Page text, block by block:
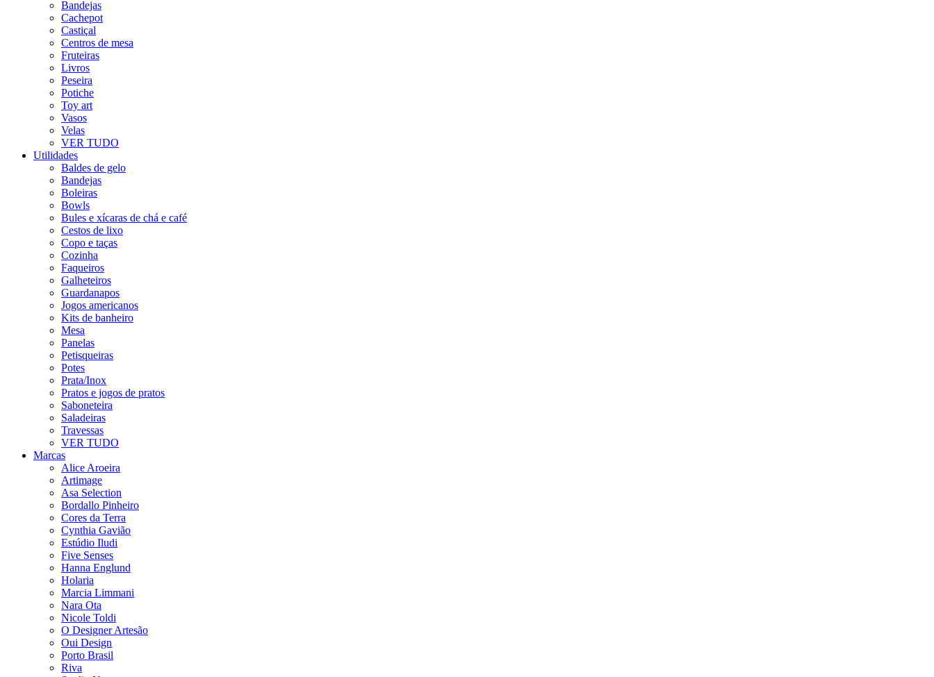
Bandejas
Cachepot
Castiçal
Centros de mesa
Fruteiras
Livros
Peseira
Potiche
Toy art
Vasos
Velas
VER TUDO
Utilidades
Baldes de gelo
Bandejas
Boleiras
Bowls
Bules e xícaras de chá e café
Cestos de lixo
Copo e taças
Cozinha
Faqueiros
Galheteiros
Guardanapos
Jogos americanos
Kits de banheiro
Mesa
Panelas
Petisqueiras
Potes
Prata/Inox
Pratos e jogos de pratos
Saboneteira
Saladeiras
Travessas
VER TUDO
Marcas
Alice Aroeira
Artimage
Asa Selection
Bordallo Pinheiro
Cores da Terra
Cynthia Gavião
Estúdio Iludi
Five Senses
Hanna Englund
Holaria
Marcia Limmani
Nara Ota
Nicole Toldi
O Designer Artesão
Oui Design
Porto Brasil
Riva